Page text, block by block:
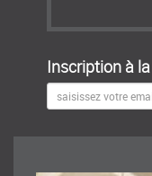
Inscription à